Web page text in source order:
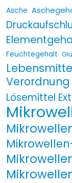
Asche
Feuchtegehalt
Verordnung
Lösemittel